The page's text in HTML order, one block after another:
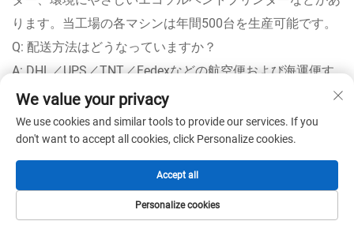
ります。当工場の各マシンは年間500台を生産可能です。
Q: 配送方法はどうなっていますか？
A: DHL／UPS／TNT／Fedexなどの航空便および海運便す
べて対応可能です。つまり、ご希望のいかなる輸送方法も
実施できます。
Q: 納期について教えてください。
A: 通常、標準的な購入数量の場合、納期は3〜5営業日で
す。ただし、大量注文の場合は、さらに詳細をご確認くだ
We value your privacy
We use cookies and similar tools to provide our services. If you
don't want to accept all cookies, click Personalize cookies.
Personalize cookies
Accept all